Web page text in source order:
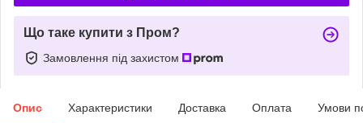
Що таке купити з Пром?
Замовлення під захистом
Опис Характеристики Доставка Оплата Умови